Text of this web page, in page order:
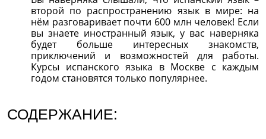
второй по распространению язык в мире: на
нём разговаривает почти 600 млн человек! Если
вы знаете иностранный язык, у вас наверняка
будет больше интересных знакомств,
приключений и возможностей для работы.
Курсы испанского языка в Москве с каждым
годом становятся только популярнее.
СОДЕРЖАНИЕ: